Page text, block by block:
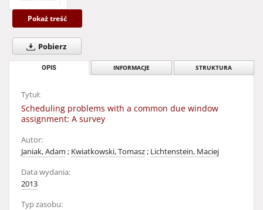
Pokaż treść
Pobierz
OPIS INFORMACJE STRUKTURA
Tytuł:
Scheduling problems with a common due window
assignment: A survey
Autor:
Janiak, Adam ; Kwiatkowski, Tomasz; Lichtenstein, Maciej
Data wydania:
2013
Typ zasobu: